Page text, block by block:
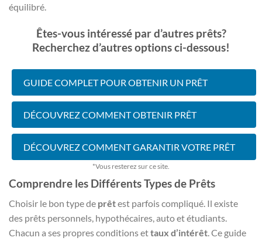
équilibré.
Êtes-vous intéressé par d’autres prêts?
Recherchez d’autres options ci-dessous!
GUIDE COMPLET POUR OBTENIR UN PRÊT
DÉCOUVREZ COMMENT OBTENIR PRÊT
DÉCOUVREZ COMMENT GARANTIR VOTRE PRÊT
*Vous resterez sur ce site.
Comprendre les Différents Types de Prêts
Choisir le bon type de prêtest parfois compliqué. Il existe
des prêts personnels, hypothécaires, auto et étudiants.
Chacun a ses propres conditions ettaux d’intérêt. Ce guide